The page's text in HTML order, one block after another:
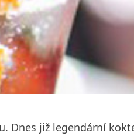
Dnes již legendární